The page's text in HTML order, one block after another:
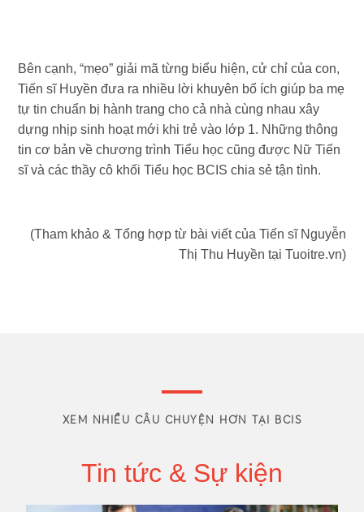
Bên cạnh, “mẹo” giải mã từng biểu hiện, cử chỉ của con,
Tiến sĩ Huyền đưa ra nhiều lời khuyên bổ ích giúp ba mẹ
tự tin chuẩn bị hành trang cho cả nhà cùng nhau xây
dựng nhịp sinh hoạt mới khi trẻ vào lớp 1. Những thông
tin cơ bản về chương trình Tiểu học cũng được Nữ Tiến
sĩ và các thầy cô khối Tiểu học BCIS chia sẻ tận tình.
(Tham khảo & Tổng hợp từ bài viết của Tiến sĩ Nguyễn
Thị Thu Huyền tại Tuoitre.vn)
XEM NHIỀU CÂU CHUYỆN HƠN TẠI BCIS
Tin tức & Sự kiện